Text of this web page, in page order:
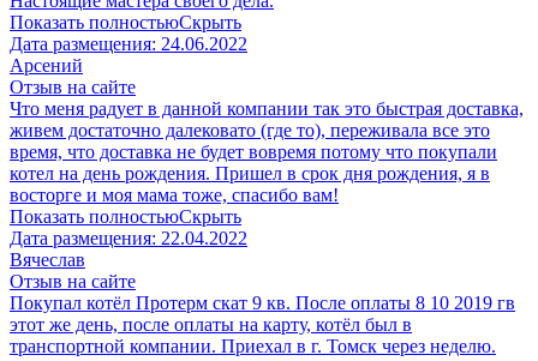
Показать полностьюСкрыть
Дата размещения: 24.06.2022
Арсений
Отзыв на сайте
Что меня радует в данной компании так это быстрая доставка,
живем достаточно далековато (где то), переживала все это
время, что доставка не будет вовремя потому что покупали
котел на день рождения. Пришел в срок дня рождения, я в
восторге и моя мама тоже, спасибо вам!
Показать полностьюСкрыть
Дата размещения: 22.04.2022
Вячеслав
Отзыв на сайте
Покупал котёл Протерм скат 9 кв. После оплаты 8 10 2019 гв
этот же день, после оплаты на карту, котёл был в
транспортной компании. Приехал в г. Томск через неделю.